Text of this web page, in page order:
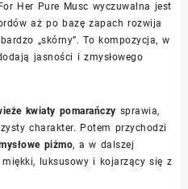
Her Pure Musc wyczuwalna jest
aż po bazę zapach rozwija
„skórny”. To kompozycja, w
jasności i zmysłowego
kwiaty pomarańczy sprawia,
charakter. Potem przychodzi
piżmo, a w dalszej
luksusowy i kojarzący się z